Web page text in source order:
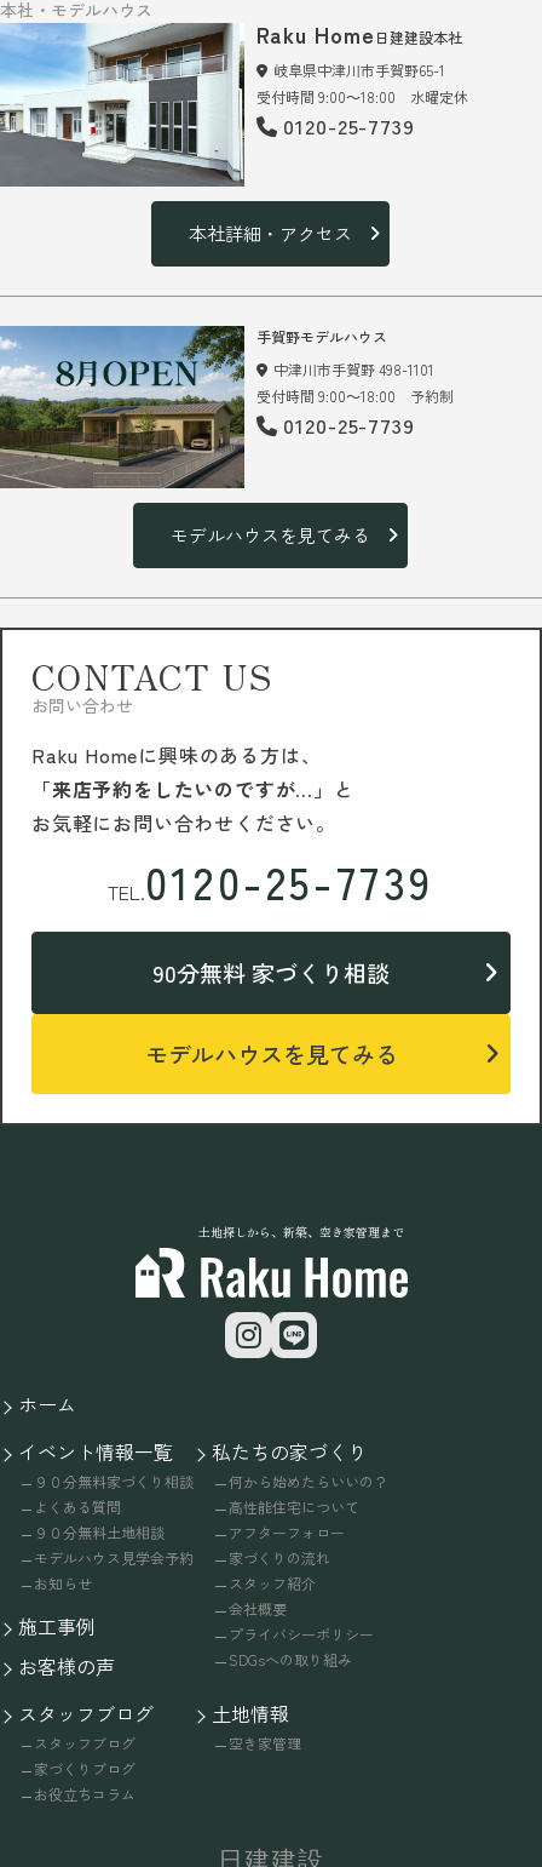
本社・モデルハウス
Raku Home 日建建設本社
岐阜県中津川市手賀野65-1
受付時間 9:00～18:00 水曜定休
0120-25-7739
本社詳細・アクセス
手賀野モデルハウス
中津川市手賀野 498-1101
受付時間 9:00～18:00 予約制
0120-25-7739
モデルハウスを見てみる
CONTACT US
お問い合わせ
Raku Homeに興味のある方は、
「来店予約をしたいのですが…」 と
お気軽にお問い合わせください。
TEL.0120-25-7739
90分無料 家づくり相談
モデルハウスを見てみる
土地探しから、新築、空き家管理まで
ホーム
イベント情報一覧
９０分無料家づくり相談
よくある質問
９０分無料土地相談
モデルハウス見学会予約
お知らせ
施工事例
お客様の声
私たちの家づくり
何から始めたらいいの？
高性能住宅について
アフターフォロー
家づくりの流れ
スタッフ紹介
会社概要
プライバシーポリシー
SDGsへの取り組み
スタッフブログ
スタッフブログ
家づくりブログ
お役立ちコラム
土地情報
空き家管理
日建建設